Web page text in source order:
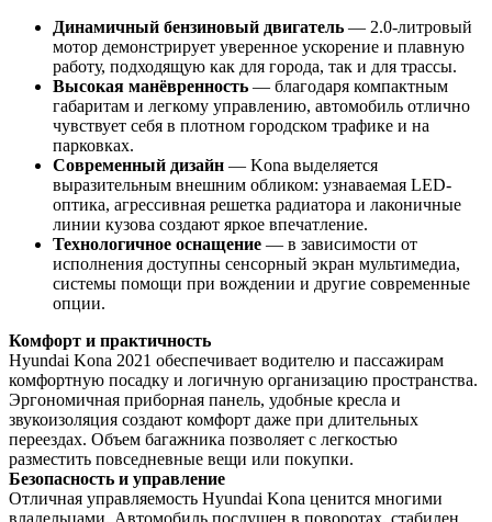
Динамичный бензиновый двигатель — 2.0-литровый
мотор демонстрирует уверенное ускорение и плавную
работу, подходящую как для города, так и для трассы.
Высокая манёвренность — благодаря компактным
габаритам и легкому управлению, автомобиль отлично
чувствует себя в плотном городском трафике и на
парковках.
Современный дизайн — Kona выделяется
выразительным внешним обликом: узнаваемая LED-
оптика, агрессивная решетка радиатора и лаконичные
линии кузова создают яркое впечатление.
Технологичное оснащение — в зависимости от
исполнения доступны сенсорный экран мультимедиа,
системы помощи при вождении и другие современные
опции.
Комфорт и практичность
Hyundai Kona 2021 обеспечивает водителю и пассажирам
комфортную посадку и логичную организацию пространства.
Эргономичная приборная панель, удобные кресла и
звукоизоляция создают комфорт даже при длительных
переездах. Объем багажника позволяет с легкостью
разместить повседневные вещи или покупки.
Безопасность и управление
Отличная управляемость Hyundai Kona ценится многими
владельцами. Автомобиль послушен в поворотах, стабилен